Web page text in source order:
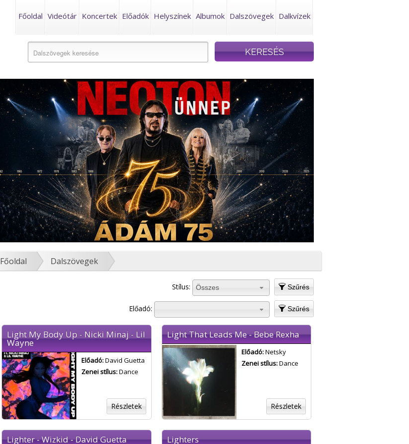
Főoldal Videótár Koncertek Előadók Helyszínek Albumok Dalszövegek Dalkvízek
Főoldal Dalszövegek
Stílus: Összes Szűrés
Előadó: Szűrés
Light My Body Up - Nicki Minaj - Lil
Wayne
Előadó:David Guetta
Zenei stílus:Dance
Részletek
Light That Leads Me - Bebe Rexha
Előadó:Netsky
Zenei stílus:Dance
Részletek
Lighter - Wizkid - David Guetta Lighters